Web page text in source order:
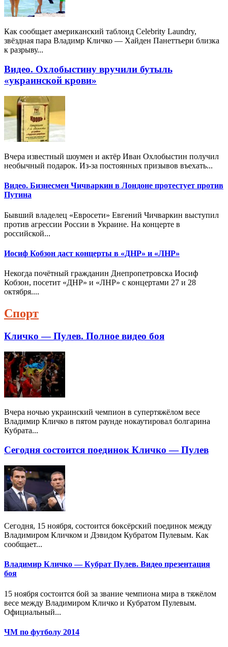
Как сообщает американский таблоид Celebrity Laundry,
звёздная пара Владимр Кличко — Хайден Панеттьери близка
к разрыву...
Видео. Охлобыстину вручили бутыль
«украинской крови»
Вчера известный шоумен и актёр Иван Охлобыстин получил
необычный подарок. Из-за постоянных призывов въехать...
Видео. Бизнесмен Чичваркин в Лондоне протестует против
Путина
Бывший владелец «Евросети» Евгений Чичваркин выступил
против агрессии России в Украине. На концерте в
российской...
Иосиф Кобзон даст концерты в «ДНР» и «ЛНР»
Некогда почётный гражданин Днепропетровска Иосиф
Кобзон, посетит «ДНР» и «ЛНР» с концертами 27 и 28
октября....
Спорт
Кличко — Пулев. Полное видео боя
Вчера ночью украинский чемпион в супертяжёлом весе
Владимир Кличко в пятом раунде нокаутировал болгарина
Кубрата...
Сегодня состоится поединок Кличко — Пулев
Сегодня, 15 ноября, состоится боксёрский поединок между
Владимиром Кличком и Дэвидом Кубратом Пулевым. Как
сообщает...
Владимир Кличко — Кубрат Пулев. Видео презентация
боя
15 ноября состоится бой за звание чемпиона мира в тяжёлом
весе между Владимиром Кличко и Кубратом Пулевым.
Официальный...
ЧМ по футболу 2014